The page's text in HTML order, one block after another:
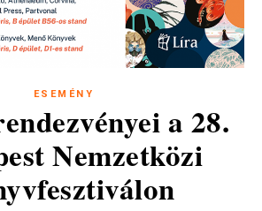
ESEMÉNY
a 28.
Nemzetközi